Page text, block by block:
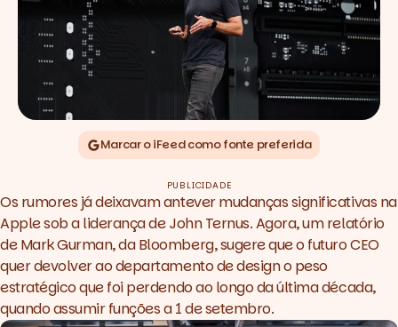
Marcar o iFeed como fonte preferida
PUBLICIDADE
Os rumores já deixavam antever mudanças significativas na
Apple sob a liderança de John Ternus. Agora, um relatório
de Mark Gurman, da Bloomberg, sugere que o futuro CEO
quer devolver ao departamento de design o peso
estratégico que foi perdendo ao longo da última década,
quando assumir funções a 1 de setembro.